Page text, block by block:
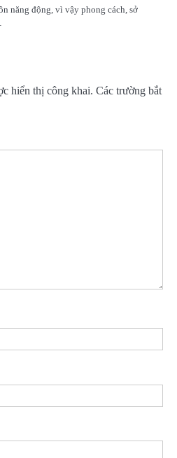
năng động, vì vậy phong cách, sở
hiển thị công khai. Các trường bắt